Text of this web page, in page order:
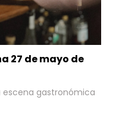
27 de mayo de
escena gastronómica